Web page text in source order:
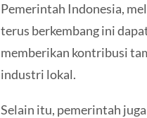
Pemerintah Indonesia,
terus berkembang ini
memberikan kontribusi
industri lokal.
Selain itu, pemerintah